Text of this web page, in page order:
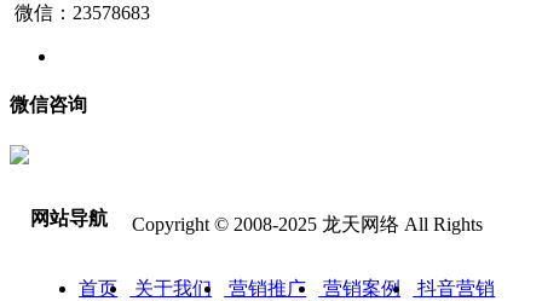
微信：23578683
微信咨询
网站导航
首页 关于我们 营销推广 营销案例
抖音营销
Copyright © 2008-2025 龙天网络 All Rights